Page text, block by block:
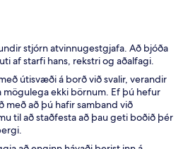
stjórn atvinnugestgjafa. Að bjóða
af starfi hans, rekstri og aðalfagi.
útisvæði á borð við svalir, verandir
mögulega ekki börnum. Ef þú hefur
að þú hafir samband við
til að staðfesta að þau geti boðið þér